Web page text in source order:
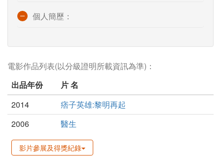
個人簡歷：
電影作品列表(以分級證明所載資訊為準)：
出品年份
片 名
2014
痞子英雄:黎明再起
2006
醫生
影片參展及得獎紀錄